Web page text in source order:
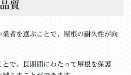
質
者を選ぶことで、屋根の耐久性が向
で、長期間にわたって屋根を保護